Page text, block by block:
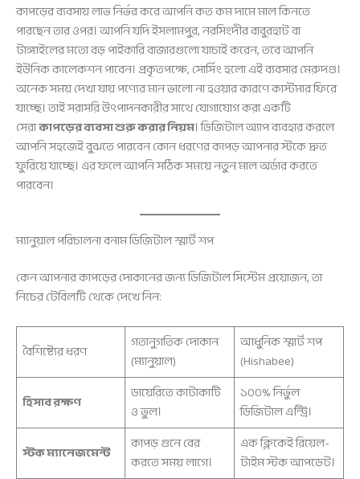
কাপড়ের ব্যবসায় লাভ নির্ভর করে আপনি কত কম দামে মাল কিনতে
পারছেন তার ওপর। আপনি যদি ইসলামপুর, নরসিংদীর বাবুরহাট বা
টাঙ্গাইলের মতো বড় পাইকারি বাজারগুলো যাচাই করেন, তবে আপনি
ইউনিক কালেকশন পাবেন। প্রকৃতপক্ষে, সোর্সিং হলো এই ব্যবসার মেরুদণ্ড।
অনেক সময় দেখা যায় পণ্যের মান ভালো না হওয়ার কারণে কাস্টমার ফিরে
যাচ্ছে। তাই সরাসরি উৎপাদনকারীর সাথে যোগাযোগ করা একটি
সেরাকাপড়ের ব্যবসা শুরু করার নিয়ম। ডিজিটাল অ্যাপ ব্যবহার করলে
আপনি সহজেই বুঝতে পারবেন কোন ধরণের কাপড় আপনার স্টকে দ্রুত
ফুরিয়ে যাচ্ছে। এর ফলে আপনি সঠিক সময়ে নতুন মাল অর্ডার করতে
পারবেন।
ম্যানুয়াল পরিচালনা বনাম ডিজিটাল স্মার্ট শপ
কেন আপনার কাপড়ের দোকানের জন্য ডিজিটাল সিস্টেম প্রয়োজন, তা
নিচের টেবিলটি থেকে দেখে নিন:
বৈশিষ্ট্যের ধরণ
গতানুগতিক দোকান
(ম্যানুয়াল)
আধুনিক স্মার্ট শপ
(Hishabee)
হিসাব রক্ষণ
ডায়েরিতে কাটাকাটি
ও ভুল।
১০০% নির্ভুল
ডিজিটাল এন্ট্রি।
স্টক ম্যানেজমেন্ট
কাপড় গুনে বের
করতে সময় লাগে।
এক ক্লিকেই রিয়েল-
টাইম স্টক আপডেট।